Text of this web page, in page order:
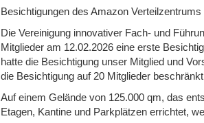
Besichtigungen des Amazon Verteilzentrums
Die Vereinigung innovativer Fach- und
Mitglieder am 12.02.2026 eine erste
hatte die Besichtigung unser Mitglied und
die Besichtigung auf 20 Mitglieder
Auf einem Gelände von 125.000 qm, das
Etagen, Kantine und Parkplätzen errichtet,